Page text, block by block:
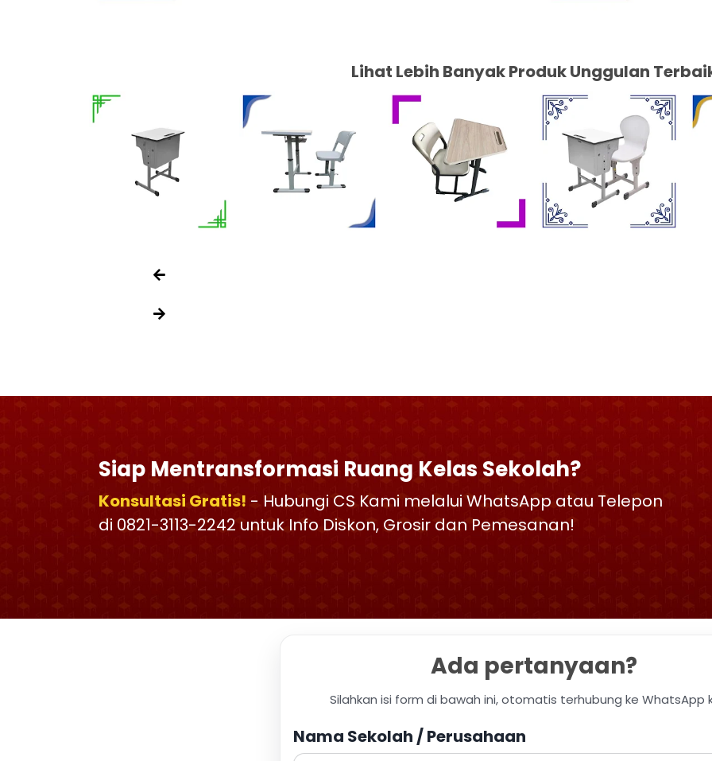
Lihat Lebih Banyak Produk Unggulan
Siap Mentransformasi Ruang Kelas Sekolah?
Konsultasi Gratis! - Hubungi CS Kami melalui WhatsApp atau Telepon
di 0821-3113-2242 untuk Info Diskon, Grosir dan Pemesanan!
Ada pertanyaan?
Silahkan isi form di bawah ini, otomatis terhubung ke WhatsApp
Nama Sekolah / Perusahaan